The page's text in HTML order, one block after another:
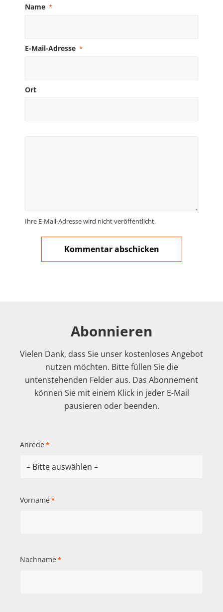
Name *
E-Mail-Adresse *
Ort
Ihre E-Mail-Adresse wird nicht veröffentlicht.
Abonnieren
Vielen Dank, dass Sie unser kostenloses Angebot
nutzen möchten. Bitte füllen Sie die
untenstehenden Felder aus. Das Abonnement
können Sie mit einem Klick in jeder E-Mail
pausieren oder beenden.
Anrede *
Vorname *
Nachname *